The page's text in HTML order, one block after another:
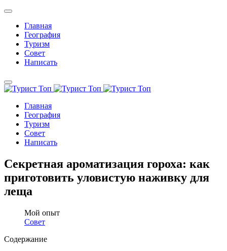
Главная
География
Туризм
Совет
Написать
Главная
География
Туризм
Совет
Написать
Секретная ароматизация гороха: как
приготовить уловистую наживку для
леща
Мой опыт
Совет
Содержание